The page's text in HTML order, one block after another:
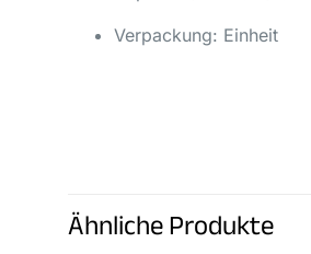
Verpackung: Einheit
Ähnliche Produkte